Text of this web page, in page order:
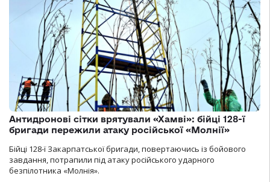
Антидронові сітки врятували «Хамві»: бійці 128-ї
бригади пережили атаку російської «Молнії»
Бійці 128-ї Закарпатської бригади, повертаючись із бойового
завдання, потрапили під атаку російського ударного
безпілотника «Молнія».